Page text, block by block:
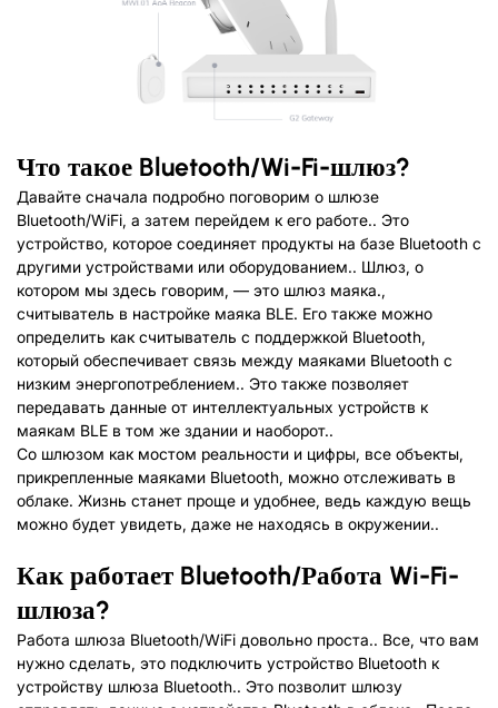
Что такое Bluetooth/Wi-Fi-шлюз?
Давайте сначала подробно поговорим о шлюзе
Bluetooth/WiFi, а затем перейдем к его работе.. Это
устройство, которое соединяет продукты на базе Bluetooth с
другими устройствами или оборудованием.. Шлюз, о
котором мы здесь говорим, — это шлюз маяка.,
считыватель в настройке маяка BLE. Его также можно
определить как считыватель с поддержкой Bluetooth,
который обеспечивает связь между маяками Bluetooth с
низким энергопотреблением.. Это также позволяет
передавать данные от интеллектуальных устройств к
маякам BLE в том же здании и наоборот..
Со шлюзом как мостом реальности и цифры, все объекты,
прикрепленные маяками Bluetooth, можно отслеживать в
облаке. Жизнь станет проще и удобнее, ведь каждую вещь
можно будет увидеть, даже не находясь в окружении..
Как работает Bluetooth/Работа Wi-Fi-
шлюза?
Работа шлюза Bluetooth/WiFi довольно проста.. Все, что вам
нужно сделать, это подключить устройство Bluetooth к
устройству шлюза Bluetooth.. Это позволит шлюзу